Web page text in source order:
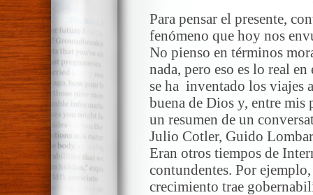
Para pensar el presente,
fenómeno que hoy nos
No pienso en términos
nada, pero eso es lo real
se ha inventado los viajes
buena de Dios y, entre mis
un resumen de un
Julio Cotler, Guido
Eran otros tiempos de
contundentes. Por
crecimiento trae